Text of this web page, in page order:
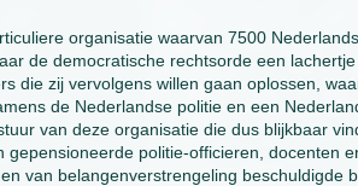
organisatie waarvan 7500
de democratische rechtsorde een
die zij vervolgens willen gaan oplossen,
de Nederlandse politie en een
van deze organisatie die dus blijkbaar
politie-officieren, docenten
van belangenverstrengeling beschuldigde